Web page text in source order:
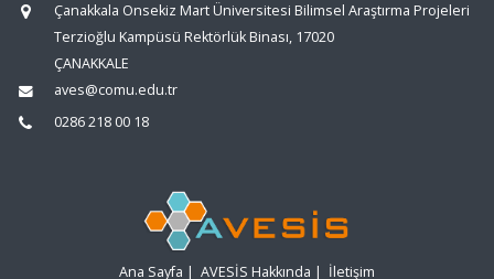
Çanakkala Onsekiz Mart Üniversitesi Bilimsel Araştırma Projeleri
Terzioğlu Kampüsü Rektörlük Binası, 17020
ÇANAKKALE
aves@comu.edu.tr
0286 218 00 18
Ana Sayfa | AVESİS Hakkında | İletişim